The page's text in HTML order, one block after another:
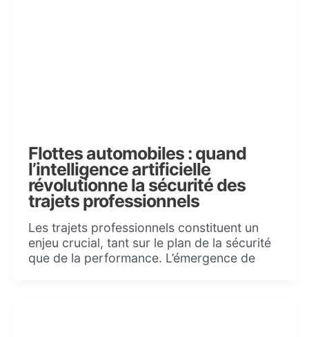
Flottes automobiles : quand
l’intelligence artificielle
révolutionne la sécurité des
trajets professionnels
Les trajets professionnels constituent un
enjeu crucial, tant sur le plan de la sécurité
que de la performance. L’émergence de